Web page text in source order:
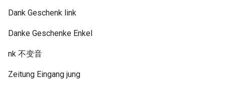
Dank Geschenk link
Danke Geschenke Enkel
nk 不变音
Zeitung Eingang jung